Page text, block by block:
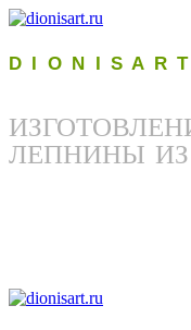
D I O N I S A R T
ЛЕПНИНЫ